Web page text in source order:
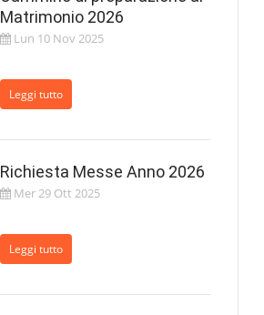
Matrimonio 2026
Lun 10 Nov 2025
Leggi tutto
Richiesta Messe Anno 2026
Mer 29 Ott 2025
Leggi tutto